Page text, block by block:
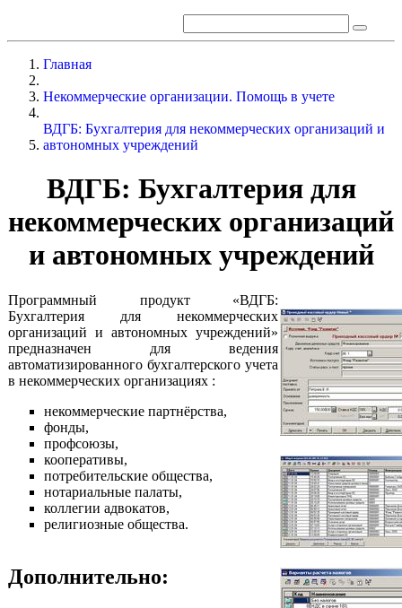
Главная
Некоммерческие организации. Помощь в учете
ВДГБ: Бухгалтерия для некоммерческих организаций и
автономных учреждений
ВДГБ: Бухгалтерия для
некоммерческих организаций
и автономных учреждений
Программный продукт «ВДГБ:
Бухгалтерия для некоммерческих
организаций и автономных учреждений»
предназначен для ведения
автоматизированного бухгалтерского учета
в некоммерческих организациях :
некоммерческие партнёрства,
фонды,
профсоюзы,
кооперативы,
потребительские общества,
нотариальные палаты,
коллегии адвокатов,
религиозные общества.
Дополнительно: